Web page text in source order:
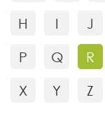
H
I J
P
Q R
X
Y Z